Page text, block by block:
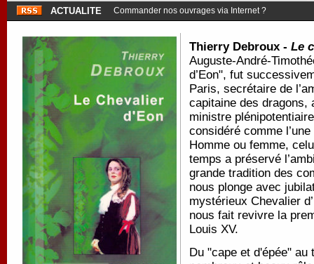
ACTUALITE
Commander nos ouvrages via Internet ?
Thierry Debroux - Le
Auguste-André-
d’Eon", fut
Paris, secrétaire de
capitaine des dragons,
ministre
considéré comme
Homme ou femme,
temps a préservé
grande tradition des
nous plonge avec
mystérieux Chevalier
nous fait revivre la
Louis XV.
Du "cape et d'épée"